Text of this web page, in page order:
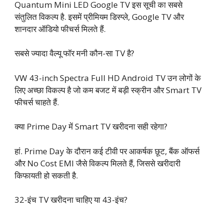
Quantum Mini LED Google TV इस सूची का सबसे
संतुलित विकल्प है. इसमें प्रीमियम डिस्प्ले, Google TV और
शानदार ऑडियो फीचर्स मिलते हैं.
सबसे ज्यादा वैल्यू फॉर मनी कौन-सा TV है?
VW 43-inch Spectra Full HD Android TV उन लोगों के
लिए अच्छा विकल्प है जो कम बजट में बड़ी स्क्रीन और Smart TV
फीचर्स चाहते हैं.
क्या Prime Day में Smart TV खरीदना सही रहेगा?
हां. Prime Day के दौरान कई टीवी पर आकर्षक छूट, बैंक ऑफर्स
और No Cost EMI जैसे विकल्प मिलते हैं, जिससे खरीदारी
किफायती हो सकती है.
32-इंच TV खरीदना चाहिए या 43-इंच?